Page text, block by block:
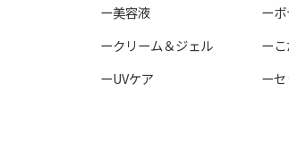
ー美容液
ークリーム＆ジェル
ーUVケア
ー
ー
ー